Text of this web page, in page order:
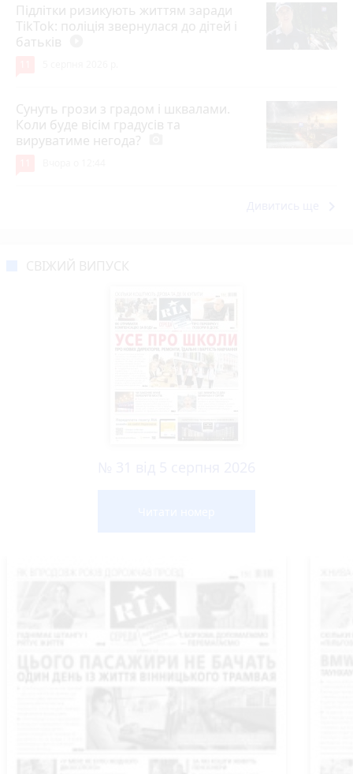
Підлітки ризикують життям заради
TikTok: поліція звернулася до дітей і
батьків
Сунуть грози з градом і шквалами.
Коли буде вісім градусів та
вируватиме негода?